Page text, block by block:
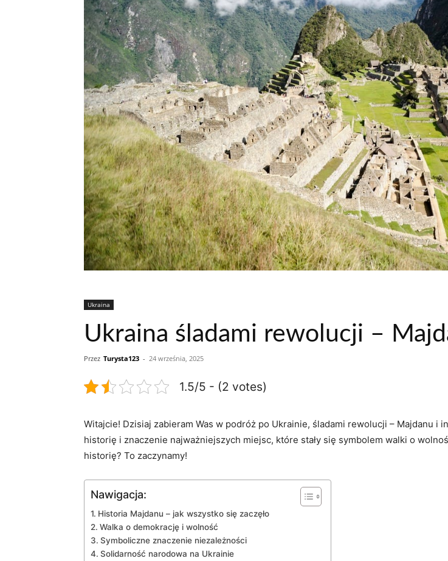
Ukraina
Ukraina śladami rewolucji –
Przez Turysta123 - 24 września, 2025
1.5/5 - (2 votes)
Witajcie! Dzisiaj zabieram Was w podróż po Ukrainie, śladami rewolucji – Majdanu
historię i znaczenie najważniejszych miejsc, które stały się symbolem walki o
historię? To zaczynamy!
Nawigacja:
Historia Majdanu – jak wszystko się zaczęło
Walka o demokrację i wolność
Symboliczne znaczenie niezależności
Solidarność narodowa na Ukrainie